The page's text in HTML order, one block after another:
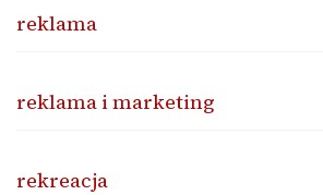
reklama
reklama i marketing
rekreacja